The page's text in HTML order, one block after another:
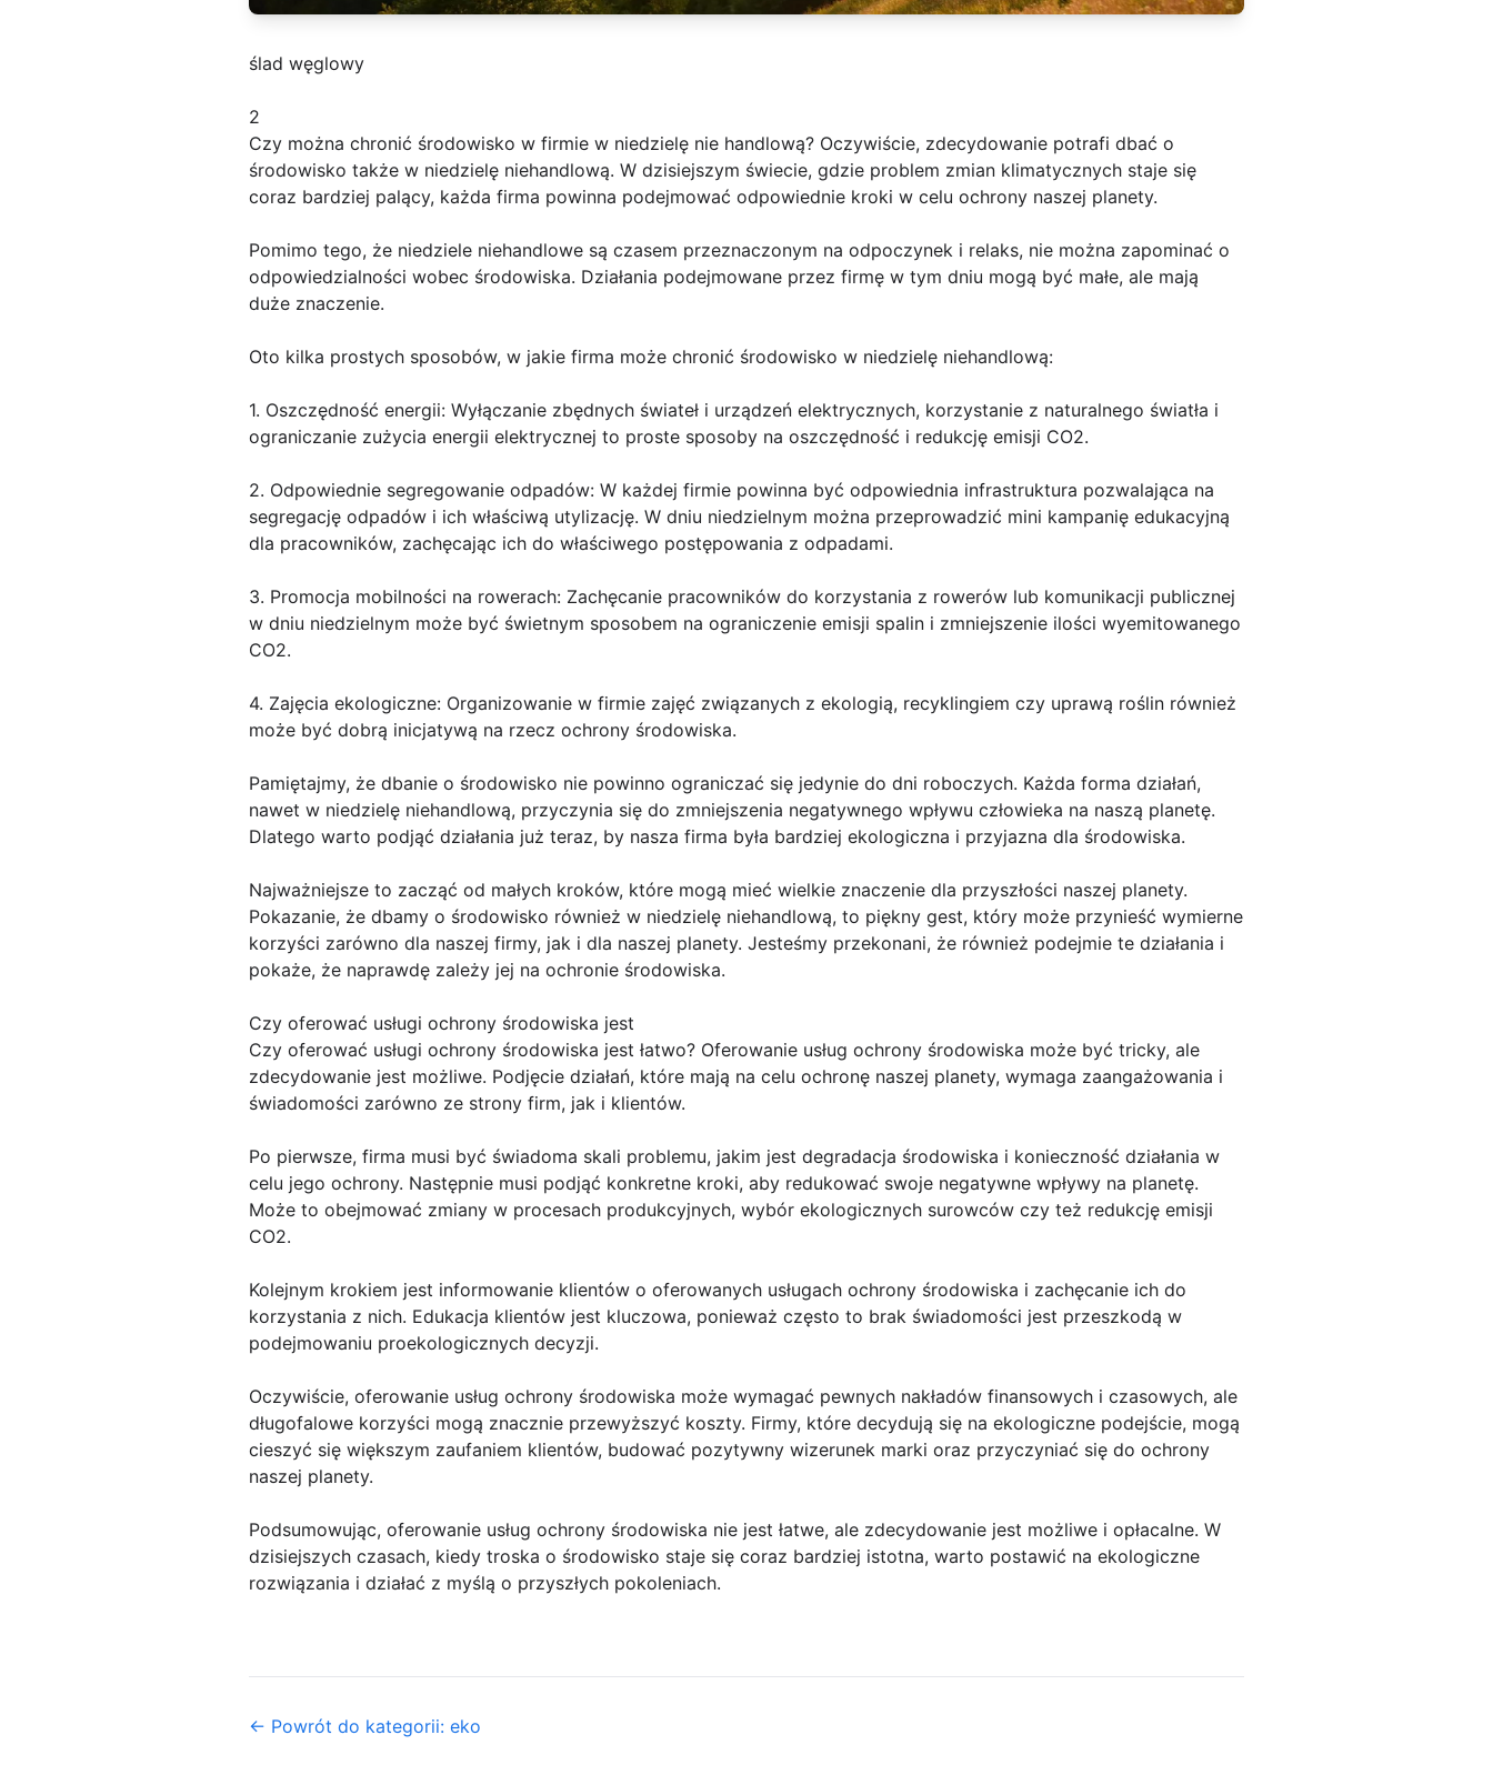
ślad węglowy
2
Czy można chronić środowisko w firmie w niedzielę nie handlową? Oczywiście, zdecydowanie potrafi dbać o
środowisko także w niedzielę niehandlową. W dzisiejszym świecie, gdzie problem zmian klimatycznych staje się
coraz bardziej palący, każda firma powinna podejmować odpowiednie kroki w celu ochrony naszej planety.
Pomimo tego, że niedziele niehandlowe są czasem przeznaczonym na odpoczynek i relaks, nie można zapominać o
odpowiedzialności wobec środowiska. Działania podejmowane przez firmę w tym dniu mogą być małe, ale mają
duże znaczenie.
Oto kilka prostych sposobów, w jakie firma może chronić środowisko w niedzielę niehandlową:
1. Oszczędność energii: Wyłączanie zbędnych świateł i urządzeń elektrycznych, korzystanie z naturalnego światła i
ograniczanie zużycia energii elektrycznej to proste sposoby na oszczędność i redukcję emisji CO2.
2. Odpowiednie segregowanie odpadów: W każdej firmie powinna być odpowiednia infrastruktura pozwalająca na
segregację odpadów i ich właściwą utylizację. W dniu niedzielnym można przeprowadzić mini kampanię edukacyjną
dla pracowników, zachęcając ich do właściwego postępowania z odpadami.
3. Promocja mobilności na rowerach: Zachęcanie pracowników do korzystania z rowerów lub komunikacji publicznej
w dniu niedzielnym może być świetnym sposobem na ograniczenie emisji spalin i zmniejszenie ilości wyemitowanego
CO2.
4. Zajęcia ekologiczne: Organizowanie w firmie zajęć związanych z ekologią, recyklingiem czy uprawą roślin również
może być dobrą inicjatywą na rzecz ochrony środowiska.
Pamiętajmy, że dbanie o środowisko nie powinno ograniczać się jedynie do dni roboczych. Każda forma działań,
nawet w niedzielę niehandlową, przyczynia się do zmniejszenia negatywnego wpływu człowieka na naszą planetę.
Dlatego warto podjąć działania już teraz, by nasza firma była bardziej ekologiczna i przyjazna dla środowiska.
Najważniejsze to zacząć od małych kroków, które mogą mieć wielkie znaczenie dla przyszłości naszej planety.
Pokazanie, że dbamy o środowisko również w niedzielę niehandlową, to piękny gest, który może przynieść wymierne
korzyści zarówno dla naszej firmy, jak i dla naszej planety. Jesteśmy przekonani, że również podejmie te działania i
pokaże, że naprawdę zależy jej na ochronie środowiska.
Czy oferować usługi ochrony środowiska jest
Czy oferować usługi ochrony środowiska jest łatwo? Oferowanie usług ochrony środowiska może być tricky, ale
zdecydowanie jest możliwe. Podjęcie działań, które mają na celu ochronę naszej planety, wymaga zaangażowania i
świadomości zarówno ze strony firm, jak i klientów.
Po pierwsze, firma musi być świadoma skali problemu, jakim jest degradacja środowiska i konieczność działania w
celu jego ochrony. Następnie musi podjąć konkretne kroki, aby redukować swoje negatywne wpływy na planetę.
Może to obejmować zmiany w procesach produkcyjnych, wybór ekologicznych surowców czy też redukcję emisji
CO2.
Kolejnym krokiem jest informowanie klientów o oferowanych usługach ochrony środowiska i zachęcanie ich do
korzystania z nich. Edukacja klientów jest kluczowa, ponieważ często to brak świadomości jest przeszkodą w
podejmowaniu proekologicznych decyzji.
Oczywiście, oferowanie usług ochrony środowiska może wymagać pewnych nakładów finansowych i czasowych, ale
długofalowe korzyści mogą znacznie przewyższyć koszty. Firmy, które decydują się na ekologiczne podejście, mogą
cieszyć się większym zaufaniem klientów, budować pozytywny wizerunek marki oraz przyczyniać się do ochrony
naszej planety.
Podsumowując, oferowanie usług ochrony środowiska nie jest łatwe, ale zdecydowanie jest możliwe i opłacalne. W
dzisiejszych czasach, kiedy troska o środowisko staje się coraz bardziej istotna, warto postawić na ekologiczne
rozwiązania i działać z myślą o przyszłych pokoleniach.
← Powrót do kategorii: eko